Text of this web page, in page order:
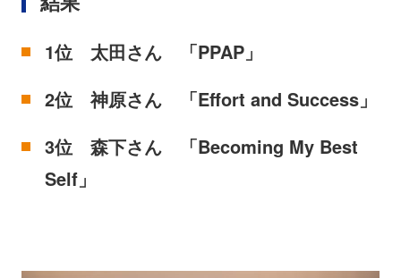
1位 太田さん 「PPAP」
2位 神原さん 「Effort and Success」
3位 森下さん 「Becoming My Best
Self」